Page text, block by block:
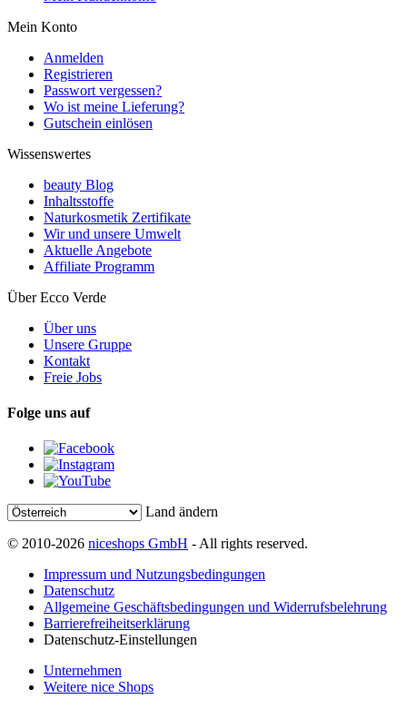
Mein Konto
Anmelden
Registrieren
Passwort vergessen?
Wo ist meine Lieferung?
Gutschein einlösen
Wissenswertes
beauty Blog
Inhaltsstoffe
Naturkosmetik Zertifikate
Wir und unsere Umwelt
Aktuelle Angebote
Affiliate Programm
Über Ecco Verde
Über uns
Unsere Gruppe
Kontakt
Freie Jobs
Folge uns auf
Land ändern
© 2010-2026 niceshops GmbH - All rights reserved.
Impressum und Nutzungsbedingungen
Datenschutz
Allgemeine Geschäftsbedingungen und Widerrufsbelehrung
Barrierefreiheitserklärung
Datenschutz-Einstellungen
Unternehmen
Weitere nice Shops